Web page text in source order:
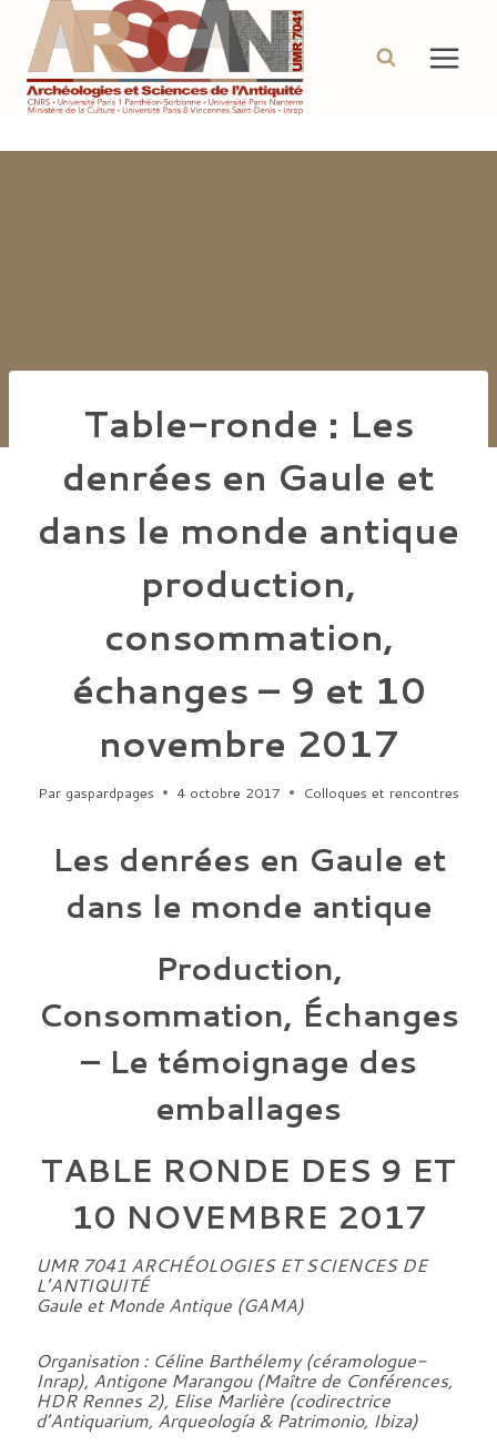
contenu
Table-ronde : Les
denrées en Gaule et
dans le monde antique
production,
consommation,
échanges – 9 et 10
novembre 2017
Par gaspardpages 4 octobre 2017 Colloques et rencontres
Les denrées en Gaule et
dans le monde antique
Production,
Consommation, Échanges
– Le témoignage des
emballages
TABLE RONDE DES 9 ET
10 NOVEMBRE 2017
UMR 7041 ARCHÉOLOGIES ET SCIENCES DE
L’ANTIQUITÉ
Gaule et Monde Antique (GAMA)
Organisation : Céline Barthélemy (céramologue-
Inrap), Antigone Marangou (Maître de Conférences,
HDR Rennes 2), Elise Marlière (codirectrice
d’Antiquarium, Arqueología & Patrimonio, Ibiza)